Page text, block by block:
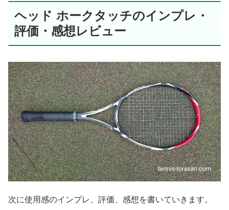
ヘッド ホークタッチのインプレ・
評価・感想レビュー
次に使用感のインプレ、評価、感想を書いていきます。